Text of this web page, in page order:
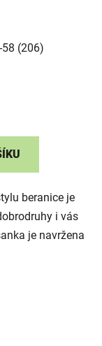
(206)
beranice je
i vás
je navržena